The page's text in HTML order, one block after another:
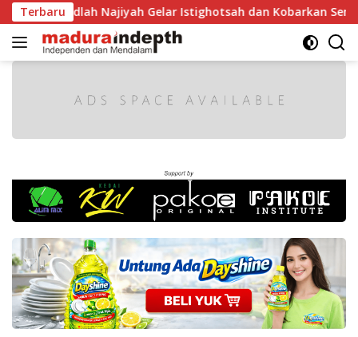
Langsung
ke
konten
Terbaru
Raudlah Najiyah Gelar Istighotsah dan Kobarkan